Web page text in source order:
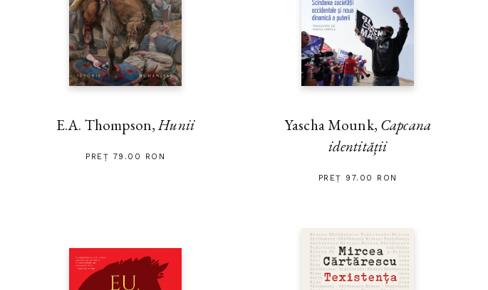
E.A. Thompson,Hunii
PREȚ 79.00 RON
Yascha Mounk, Capcana
identității
PREȚ 97.00 RON